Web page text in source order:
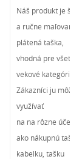
Náš produkt je šitá
a ručne maľovaná
plátená taška,
vhodná pre všetky
vekové kategórie.
Zákazníci ju môžu
využívať
na na rôzne účely -
ako nákupnú tašku,
kabelku, tašku